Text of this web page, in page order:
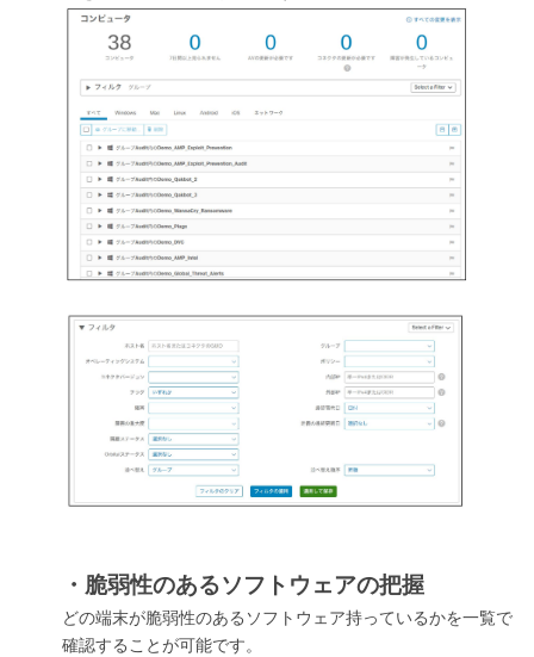
・脆弱性のあるソフトウェアの把握
どの端末が脆弱性のあるソフトウェア持っているかを一覧で
確認することが可能です。